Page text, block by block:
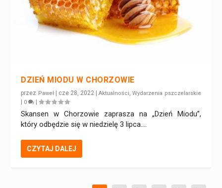
DZIEŃ MIODU W CHORZOWIE
przez Paweł| cze 28, 2022 |Aktualności,Wydarzenia pszczelarskie
0 |
Skansen w Chorzowie zaprasza na „Dzień Miodu”,
który odbędzie się w niedzielę 3 lipca....
CZYTAJ DALEJ